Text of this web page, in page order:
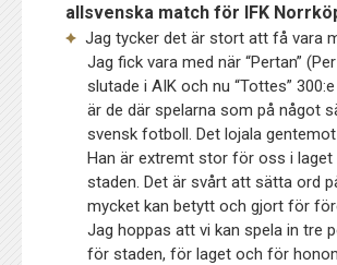
allsvenska match för IFK
Jag tycker det är stort att få vara
Jag fick vara med när “Pertan”
slutade i AIK och nu “Tottes”
är de där spelarna som på något
svensk fotboll. Det lojala gentemot
Han är extremt stor för oss i laget
staden. Det är svårt att sätta ord
mycket kan betytt och gjort för
Jag hoppas att vi kan spela in tre
för staden, för laget och för